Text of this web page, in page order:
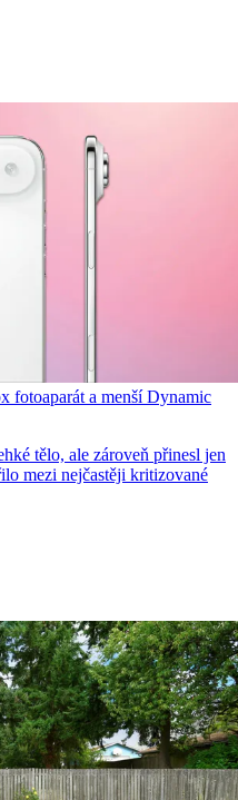
fotoaparát a menší Dynamic
tělo, ale zároveň přinesl jen
mezi nejčastěji kritizované